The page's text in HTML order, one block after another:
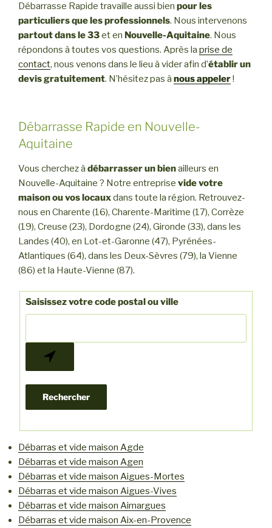
Débarrasse Rapide travaille aussi bien pour les
particuliers que les professionnels. Nous intervenons
partout dans le 33et en Nouvelle-Aquitaine. Nous
répondons à toutes vos questions. Après la prise de
contact, nous venons dans le lieu à vider afin d’établir un
devis gratuitement. N’hésitez pas à nous appeler!
Débarrasse Rapide en Nouvelle-
Aquitaine
Vous cherchez à débarrasser un bienailleurs en
Nouvelle-Aquitaine ? Notre entreprise vide votre
maison ou vos locauxdans toute la région. Retrouvez-
nous en Charente (16), Charente-Maritime (17), Corrèze
(19), Creuse (23), Dordogne (24), Gironde (33), dans les
Landes (40), en Lot-et-Garonne (47), Pyrénées-
Atlantiques (64), dans les Deux-Sèvres (79), la Vienne
(86) et la Haute-Vienne (87).
Saisissez votre code postal ou ville
Débarras et vide maison Agde
Débarras et vide maison Agen
Débarras et vide maison Aigues-Mortes
Débarras et vide maison Aigues-Vives
Débarras et vide maison Aimargues
Débarras et vide maison Aix-en-Provence